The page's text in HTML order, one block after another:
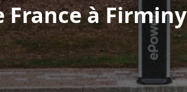
France à Firminy